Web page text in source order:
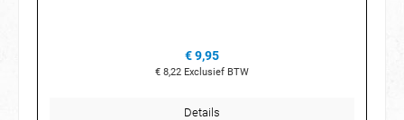
€ 9,95
€ 8,22 Exclusief BTW
Details